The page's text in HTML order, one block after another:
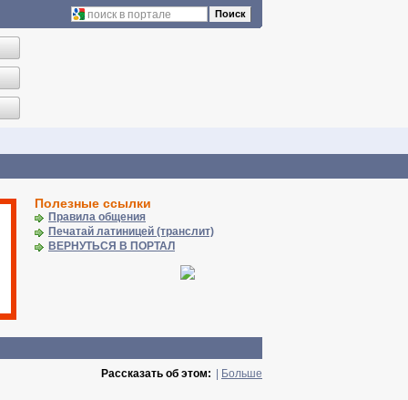
Поиск
Полезные ссылки
Правила общения
Печатай латиницей (транслит)
ВЕРНУТЬСЯ В ПОРТАЛ
Больше
Рассказать об этом: